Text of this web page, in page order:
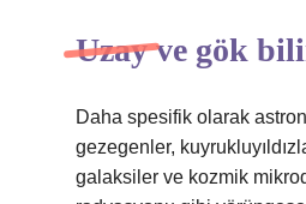
Uzay ve gök
Daha spesifik olarak
gezegenler,
galaksiler ve kozmik